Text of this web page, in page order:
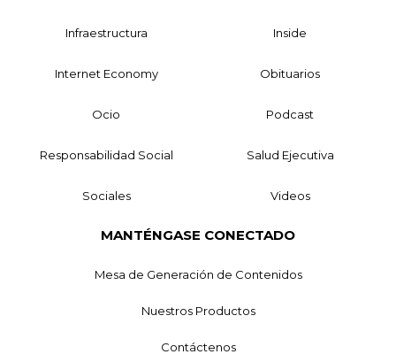
Infraestructura Inside
Internet Economy Obituarios
Ocio Podcast
Responsabilidad Social Salud Ejecutiva
Sociales Videos
MANTÉNGASE CONECTADO
Mesa de Generación de Contenidos
Nuestros Productos
Contáctenos